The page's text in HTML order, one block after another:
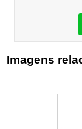
Imagens